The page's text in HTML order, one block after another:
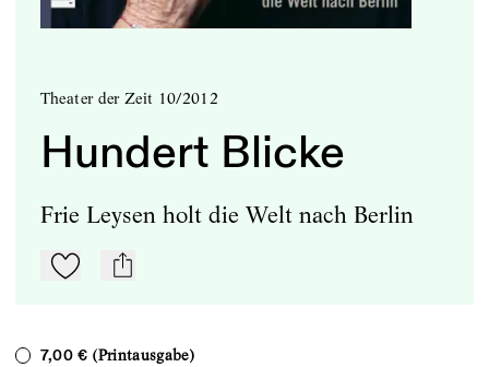
Theater der Zeit 10/2012
Hundert Blicke
Frie Leysen holt die Welt nach Berlin
Zu Mein-TdZ hinzufügen
mail
7,00 €(Printausgabe)